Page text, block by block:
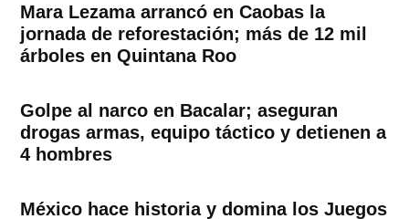
Mara Lezama arrancó en Caobas la
jornada de reforestación; más de 12 mil
árboles en Quintana Roo
Golpe al narco en Bacalar; aseguran
drogas armas, equipo táctico y detienen a
4 hombres
México hace historia y domina los Juegos